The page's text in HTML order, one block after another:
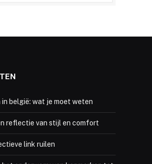
belgië: wat je moet weten
reflectie van stijl en comfort
link ruilen